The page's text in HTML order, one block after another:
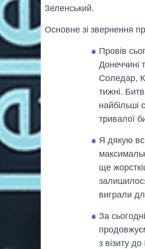
Зеленський.
Основне зі звернення
Провів
Донеччині
Соледар,
тижні.
найбільші
тривалої
Я дякую
ще
виграли
За
з візиту